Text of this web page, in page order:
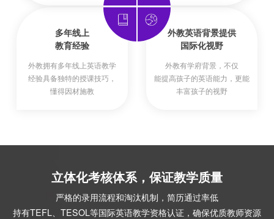
多年线上
教育经验
外教拥有多年线上英语教学
经验具备独特的授课技巧，
懂得因材施教
外教英语背景提供
国际化视野
外教有学府背景，不仅
能提高孩子的英语能力，更能
丰富孩子的视野
立体化考核体系，保证教学质量
严格的录用流程和淘汰机制，简历通过率低
持有TEFL、TESOL等国际英语教学资格认证，确保优质教师资源